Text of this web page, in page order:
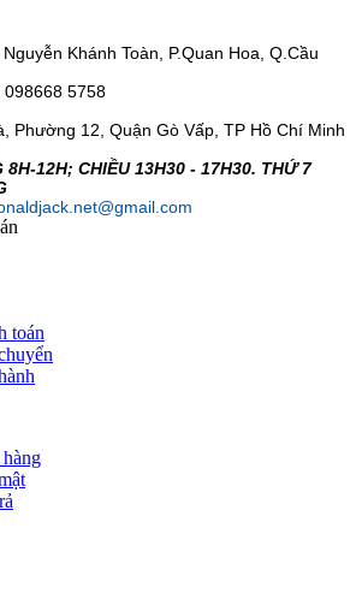
Khánh Toàn, P.Quan Hoa, Q.Cầu
5758
Phường 12, Quận Gò Vấp, TP Hồ Chí Minh
8H-12H; CHIỀU 13H30 - 17H30. THỨ 7
toán